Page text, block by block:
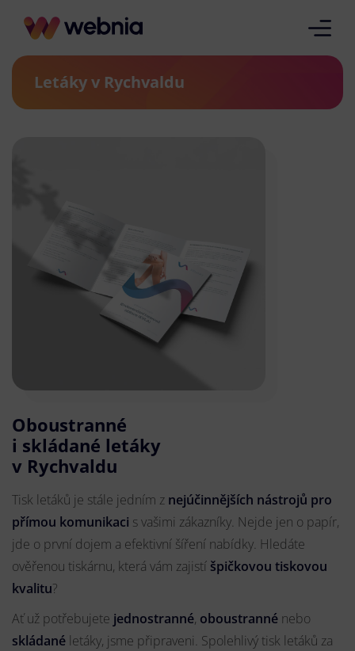
Letáky v Rychvaldu
Oboustranné
i skládané letáky
v Rychvaldu
Tisk letáků je stále jedním z nejúčinnějších nástrojů pro
přímou komunikaci s vašimi zákazníky. Nejde jen o papír,
jde o první dojem a efektivní šíření nabídky. Hledáte
ověřenou tiskárnu, která vám zajistí špičkovou tiskovou
kvalitu?
Ať už potřebujete jednostranné, oboustranné nebo
skládané letáky, jsme připraveni. Spolehlivý tisk letáků za